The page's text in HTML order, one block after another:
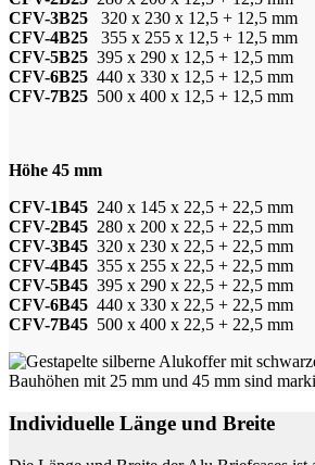
CFV-3B25
320 x 230 x 12,5 + 12,5 mm
CFV-4B25
355 x 255 x 12,5 + 12,5 mm
CFV-5B25 395 x 290 x 12,5 + 12,5 mm
CFV-6B25 440 x 330 x 12,5 + 12,5 mm
CFV-7B25 500 x 400 x 12,5 + 12,5 mm
Höhe 45 mm
CFV-1B45 240 x 145 x 22,5 + 22,5 mm
CFV-2B45 280 x 200 x 22,5 + 22,5 mm
CFV-3B45 320 x 230 x 22,5 + 22,5 mm
CFV-4B45 355 x 255 x 22,5 + 22,5 mm
CFV-5B45 395 x 290 x 22,5 + 22,5 mm
CFV-6B45 440 x 330 x 22,5 + 22,5 mm
CFV-7B45 500 x 400 x 22,5 + 22,5 mm
Individuelle Länge und Breite